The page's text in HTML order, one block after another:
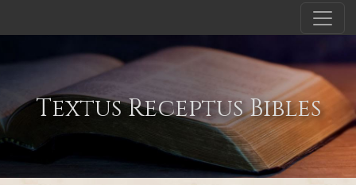
Textus Receptus Bibles